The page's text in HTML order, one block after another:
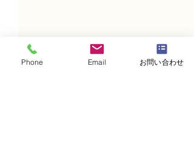
Phone Email お問い合わせ